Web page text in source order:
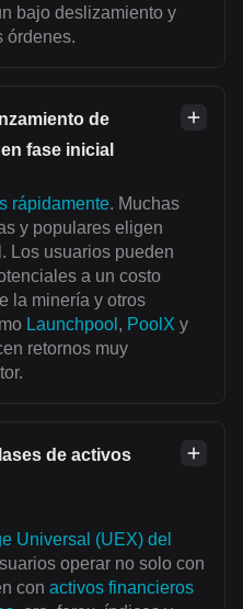
bajo deslizamiento y
órdenes.
de
fase inicial
rápidamente. Muchas
y populares eligen
Los usuarios pueden
a un costo
la minería y otros
Launchpool , PoolX y
retornos muy
de activos
Universal (UEX) del
operar no solo con
con activos financieros